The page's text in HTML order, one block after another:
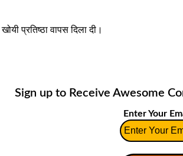
प्रतिष्ठा वापस दिला दी।
Sign up to Receive Awesome
Enter Your